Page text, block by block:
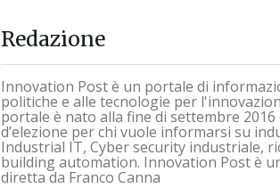
Redazione
Innovation Post è un portale di
politiche e alle tecnologie per
portale è nato alla fine di settembre
d’elezione per chi vuole informarsi su
Industrial IT, Cyber security industriale,
building automation. Innovation Post è
diretta da Franco Canna